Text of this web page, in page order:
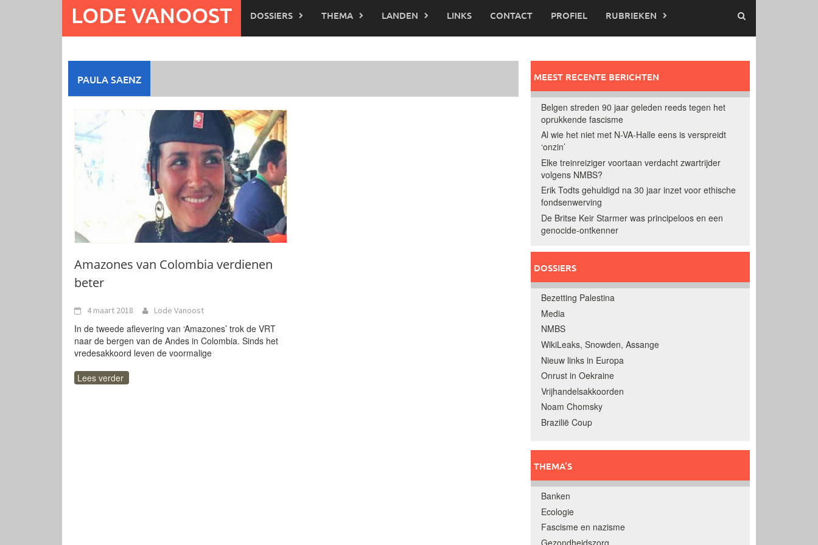
LODE VANOOST DOSSIERS THEMA LANDEN LINKS CONTACT PROFIEL RUBRIEKEN
PAULA SAENZ
Amazones van Colombia verdienen
beter
4 maart 2018 Lode Vanoost
In de tweede aflevering van ‘Amazones’ trok de VRT
naar de bergen van de Andes in Colombia. Sinds het
vredesakkoord leven de voormalige
Lees verder
MEEST RECENTE BERICHTEN
Belgen streden 90 jaar geleden reeds tegen het
oprukkende fascisme
Al wie het niet met N-VA-Halle eens is verspreidt
‘onzin’
Elke treinreiziger voortaan verdacht zwartrijder
volgens NMBS?
Erik Todts gehuldigd na 30 jaar inzet voor ethische
fondsenwerving
De Britse Keir Starmer was principeloos en een
genocide-ontkenner
DOSSIERS
Bezetting Palestina
Media
NMBS
WikiLeaks, Snowden, Assange
Nieuw links in Europa
Onrust in Oekraine
Vrijhandelsakkoorden
Noam Chomsky
Brazilië Coup
THEMA’S
Banken
Ecologie
Fascisme en nazisme
Gezondheidszorg